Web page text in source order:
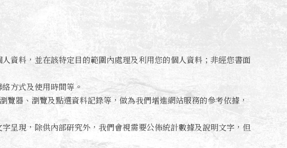
資料，並在該特定目的範圍內處理及利用您的個人資料；非經您書面
方式及使用時間等。
器、瀏覽及點選資料記錄等，做為我們增進網站服務的參考依據，
呈現，除供內部研究外，我們會視需要公佈統計數據及說明文字，但